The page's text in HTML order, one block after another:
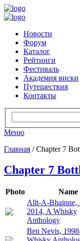
Новости
Форум
Каталог
Рейтинги
Фестиваль
Академия виски
Путешествия
Контакты
Меню
Главная / Chapter 7
Chapter 7
Photo Name
Allt-A-Bhainne,
2014, A Whisky
Anthology
Ben Nevis,